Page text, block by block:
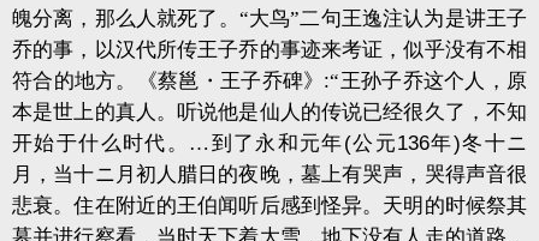
魄分离，那么人就死了。“大鸟”二句王逸注认为是讲王子
乔的事，以汉代所传王子乔的事迹来考证，似乎没有不相
符合的地方。《蔡邕・王子乔碑》 :“王孙子乔这个人，原
本是世上的真人。听说他是仙人的传说已经很久了，不知
开始于什么时代。…到了永和元年(公元136年)冬十ニ
月，当十ニ月初人腊日的夜晚，墓上有哭声，哭得声音很
悲衰。住在附近的王伯闻听后感到怪异。天明的时候祭其